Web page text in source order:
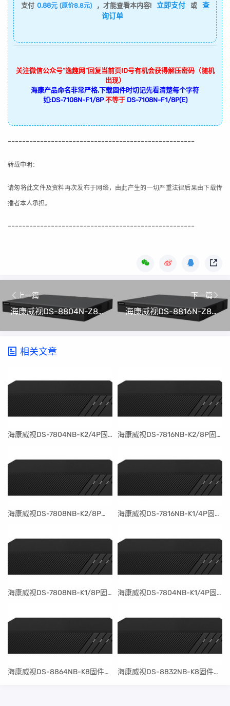
支付 0.88元 (原价8.8元) ，才能查看本内容! 立即支付 或
查
询订单
关注微信公众号“逸趣网”回复当前页ID号有机会获得解压密码（随机
出现）
海康产品命名非常严格,下载固件时切记先看清楚每个字符
如:DS-7108N-F1/8P 不等于 DS-7108N-F1/8P(E)
----------------------------------------------------
转载申明：
请匆将此文件及资料再次发布于网络，由此产生的一切严重法律后果由下载传
播者本人承担。
----------------------------------------------------
上一篇
海康威视DS-8804N-Z8/X硬盘录像机(NVR)程序升级包V4.82.100_240606(可解绑萤石云)
下一篇
海康威视DS-8816N-Z8/X硬盘录像机(NVR)程序升级包V4.82.100_240606(可解绑萤石云)
相关文章
​海康威视DS-7804NB-K2/4P固件升级包V4.30.097build240401 ​海康威视DS-7816NB-K2/8P固件升级包V4.30.097build240401
​海康威视DS-7808NB-K2/8P固件升级包V4.30.097build240401 ​海康威视DS-7816NB-K1/4P固件升级包V4.30.097build240401
​海康威视DS-7808NB-K1/8P固件升级包V4.30.097build240401 ​海康威视DS-7804NB-K1/4P固件升级包V4.30.097build240401
​海康威视DS-8864NB-K8固件升级包V4.30.097build240401 ​海康威视DS-8832NB-K8固件升级包V4.30.097build240401